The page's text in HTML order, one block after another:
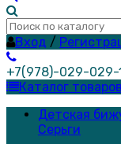
Вход /
+7(978)-029-029-
Каталог товаров
Детская
Серьги